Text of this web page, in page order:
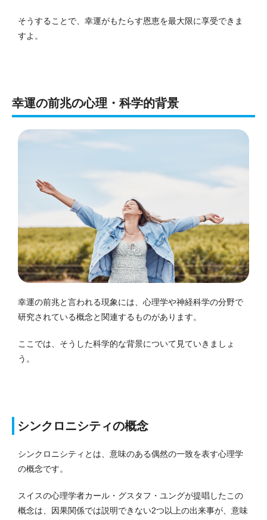
そうすることで、幸運がもたらす恩恵を最大限に享受できま
すよ。
幸運の前兆の心理・科学的背景
幸運の前兆と言われる現象には、心理学や神経科学の分野で
研究されている概念と関連するものがあります。
ここでは、そうした科学的な背景について見ていきましょ
う。
シンクロニシティの概念
シンクロニシティとは、意味のある偶然の一致を表す心理学
の概念です。
スイスの心理学者カール・グスタフ・ユングが提唱したこの
概念は、因果関係では説明できない2つ以上の出来事が、意味